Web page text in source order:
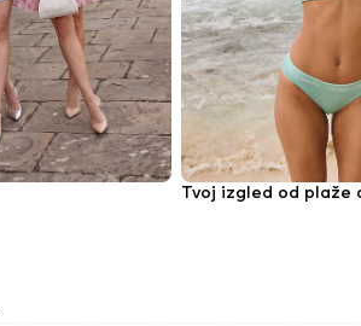
Tvoj izgled od plaže